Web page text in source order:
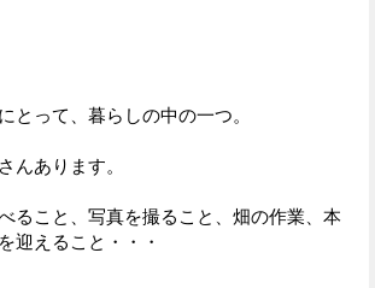
とって、暮らしの中の一つ。
んあります。
ること、写真を撮ること、畑の作業、本
迎えること・・・